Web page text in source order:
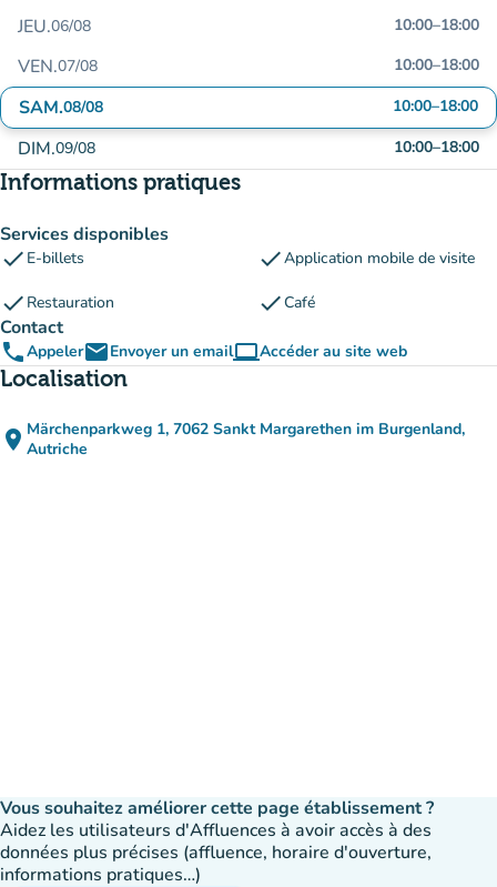
JEU.06/08 10:00–18:00
VEN.07/08 10:00–18:00
SAM.08/08 10:00–18:00
DIM.09/08 10:00–18:00
Informations pratiques
Services disponibles
check E-billets checkApplication mobile de visite
check Restauration checkCafé
Contact
phoneAppeleremailEnvoyer un emailcomputerAccéder au site web
(nouvel onglet)
Localisation
place Märchenparkweg 1, 7062 Sankt Margarethen im Burgenland,
Autriche
Vous souhaitez améliorer cette page établissement ?
Aidez les utilisateurs d'Affluences à avoir accès à des
données plus précises (affluence, horaire d'ouverture,
informations pratiques…)